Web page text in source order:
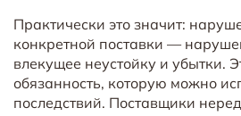
Практически это значит:
конкретной поставки —
влекущее неустойку и убытки.
обязанность, которую можно
последствий. Поставщики